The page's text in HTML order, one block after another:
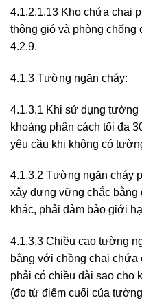
4.1.2.1.13 Kho chứa chai
thông gió và phòng chống
4.2.9.
4.1.3 Tường ngăn cháy:
4.1.3.1 Khi sử dụng tường
khoảng phân cách tối đa
yêu cầu khi không có
4.1.3.2 Tường ngăn cháy
xây dựng vững chắc bằng
khác, phải đảm bảo giới
4.1.3.3 Chiều cao tường
bằng với chồng chai
phải có chiều dài sao cho
(đo từ điểm cuối của